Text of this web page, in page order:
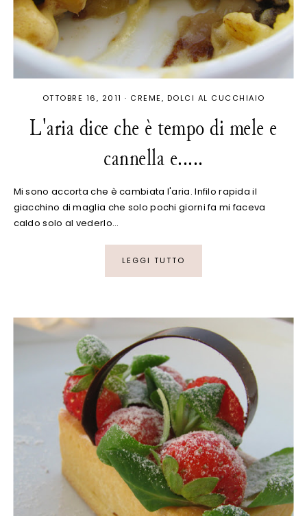
OTTOBRE 16, 2011 · CREME DOLCI AL CUCCHIAIO
L'aria dice che è tempo di mele e
cannella e.....
Mi sono accorta che è cambiata l'aria. Infilo rapida il
giacchino di maglia che solo pochi giorni fa mi faceva
caldo solo al vederlo…
LEGGI TUTTO